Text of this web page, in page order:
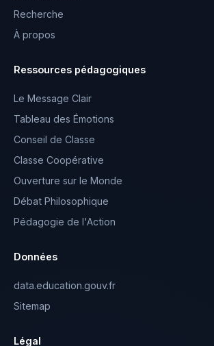
Recherche
À propos
Ressources pédagogiques
Le Message Clair
Tableau des Émotions
Conseil de Classe
Classe Coopérative
Ouverture sur le Monde
Débat Philosophique
Pédagogie de l'Action
Données
data.education.gouv.fr
Sitemap
Légal